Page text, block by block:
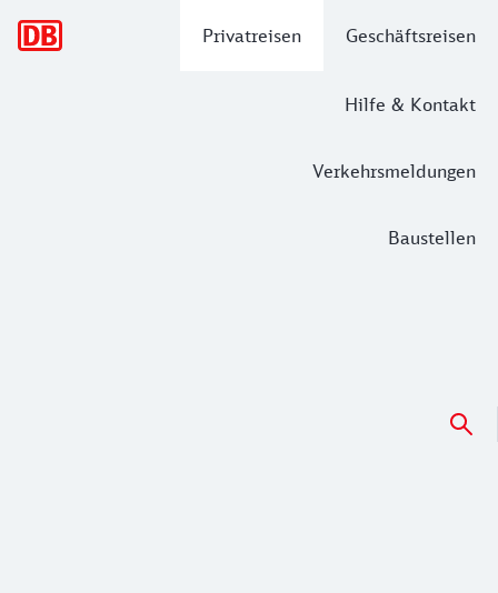
Privatreisen Geschäftsreisen
Hilfe & Kontakt
Verkehrsmeldungen
Baustellen